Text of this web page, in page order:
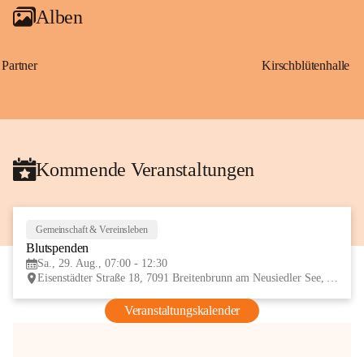
Alben
Partner Kirschblütenhalle
Kommende Veranstaltungen
Gemeinschaft & Vereinsleben
Blutspenden
Sa., 29. Aug., 07:00 - 12:30
Eisenstädter Straße 18, 7091 Breitenbrunn am Neusiedler See, AUT
Veranstaltungskalender